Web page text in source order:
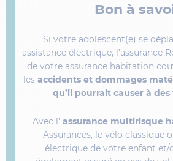
Bon à
Si votre adolescent(e) se
assistance électrique, l’assurance
de votre assurance habitation
les accidents et dommages
qu’il pourrait causer à des
Avec l' assurance multirisque
Assurances, le vélo classique
électrique de votre enfant et/